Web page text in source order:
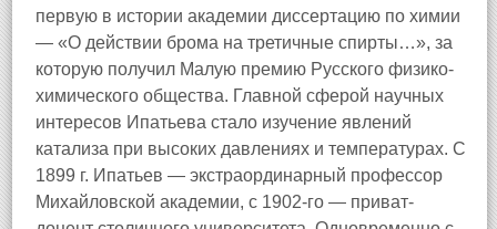
первую в истории академии диссертацию по химии
— «О действии брома на третичные спирты…», за
которую получил Малую премию Русского физико-
химического общества. Главной сферой научных
интересов Ипатьева стало изучение явлений
катализа при высоких давлениях и температурах. С
1899 г. Ипатьев — экстраординарный профессор
Михайловской академии, с 1902-го — приват-